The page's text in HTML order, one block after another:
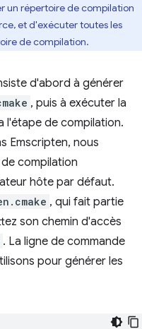
un répertoire de compilation
et d'exécuter toutes les
de compilation.
d'abord à générer
, puis à exécuter la
l'étape de compilation.
Emscripten, nous
compilation
hôte par défaut.
, qui fait partie
son chemin d'accès
. La ligne de commande
pour générer les